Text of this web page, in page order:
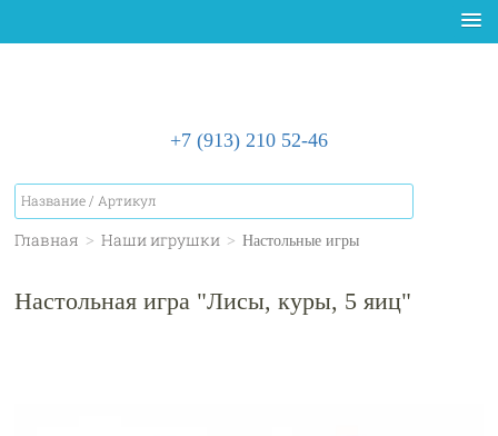
+7 (913) 210 52-46
Главная > Наши игрушки > Настольные игры
Настольная игра "Лисы, куры, 5 яиц"